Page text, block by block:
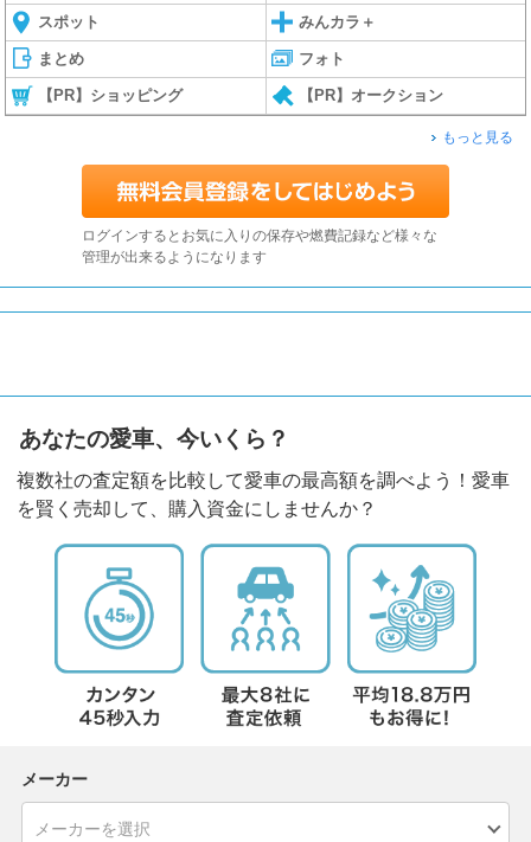
スポット みんカラ＋
まとめ フォト
【PR】ショッピング 【PR】オークション
もっと見る
ログインするとお気に入りの保存や燃費記録など様々な
管理が出来るようになります
あなたの愛車、今いくら？
複数社の査定額を比較して愛車の最高額を調べよう！愛車
を賢く売却して、購入資金にしませんか？
メーカー